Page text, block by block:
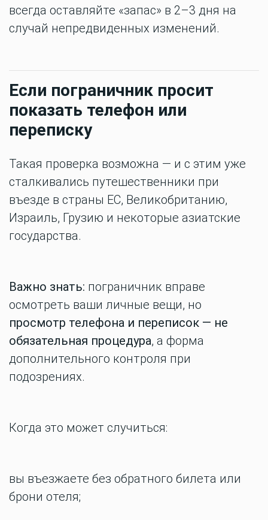
всегда оставляйте «запас» в 2–3 дня на
случай непредвиденных изменений.
Если пограничник просит
показать телефон или
переписку
Такая проверка возможна — и с этим уже
сталкивались путешественники при
въезде в страны ЕС, Великобританию,
Израиль, Грузию и некоторые азиатские
государства.
Важно знать: пограничник вправе
осмотреть ваши личные вещи, но
просмотр телефона и переписок — не
обязательная процедура, а форма
дополнительного контроля при
подозрениях.
Когда это может случиться:
вы въезжаете без обратного билета или
брони отеля;